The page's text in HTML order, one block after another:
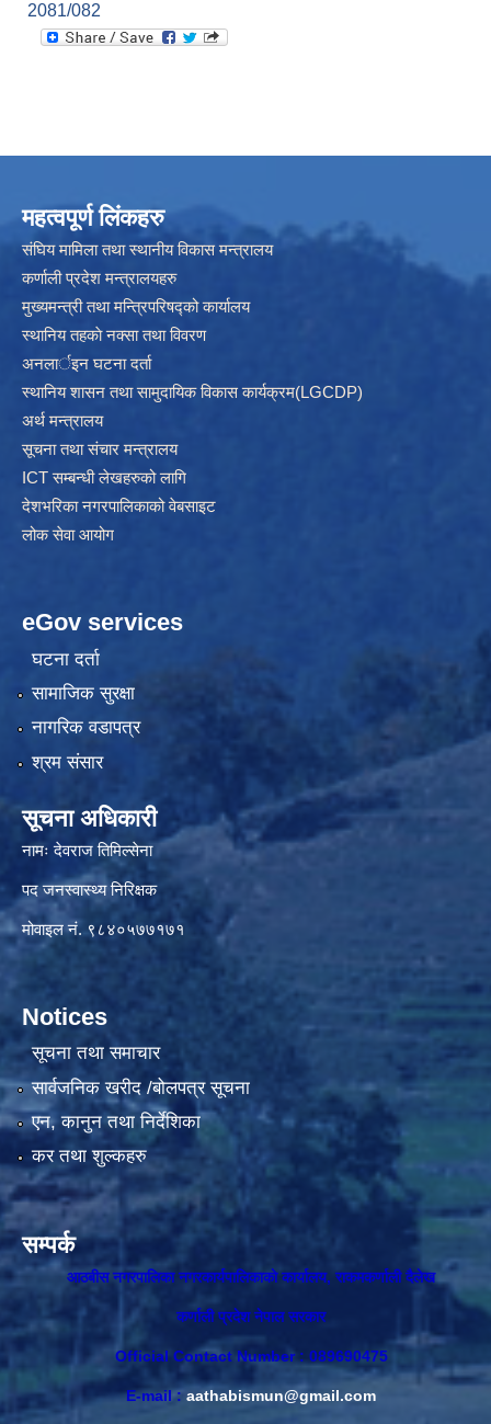
2081/082
महत्वपूर्ण लिंकहरु
संघिय मामिला तथा स्थानीय विकास मन्त्रालय
कर्णाली प्रदेश मन्त्रालयहरु
मुख्यमन्त्री तथा मन्त्रिपरिषद्को कार्यालय
स्थानिय तहकाे नक्सा तथा विवरण
अनलार्इन घटना दर्ता
स्थानिय शासन तथा सामुदायिक विकास कार्यक्रम(LGCDP)
अर्थ मन्त्रालय
सूचना तथा संचार मन्त्रालय
ICT सम्बन्धी लेखहरुको लागि
देशभरिका नगरपालिकाको वेबसाइट
लोक सेवा आयोग
eGov services
घटना दर्ता
सामाजिक सुरक्षा
नागरिक वडापत्र
श्रम संसार
सूचना अधिकारी
नामः देवराज तिमिल्सेना
पद जनस्वास्थ्य निरिक्षक
मोवाइल नं. ९८४०५७७१७१
Notices
सूचना तथा समाचार
सार्वजनिक खरीद /बोलपत्र सूचना
एन, कानुन तथा निर्देशिका
कर तथा शुल्कहरु
सम्पर्क
आठबीस नगरपालिका नगरकार्यपालिकाकाे कार्यालय, राकमकर्णाली दैलेख
कर्णाली प्रदेश नेपाल सरकार
Official Contact Number : 089690475
E-mail : aathabismun@gmail.com